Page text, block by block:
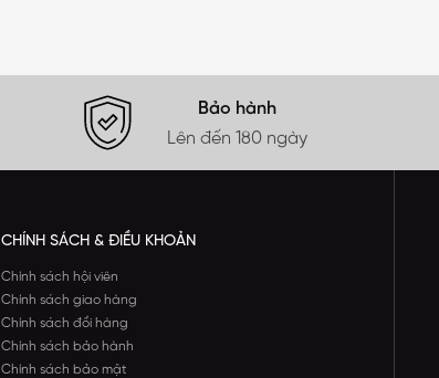
Bảo hành
Lên đến 180 ngày
CHÍNH SÁCH & ĐIỀU KHOẢN
Chính sách hội viên
Chính sách giao hàng
Chính sách đổi hàng
Chính sách bảo hành
Chính sách bảo mật